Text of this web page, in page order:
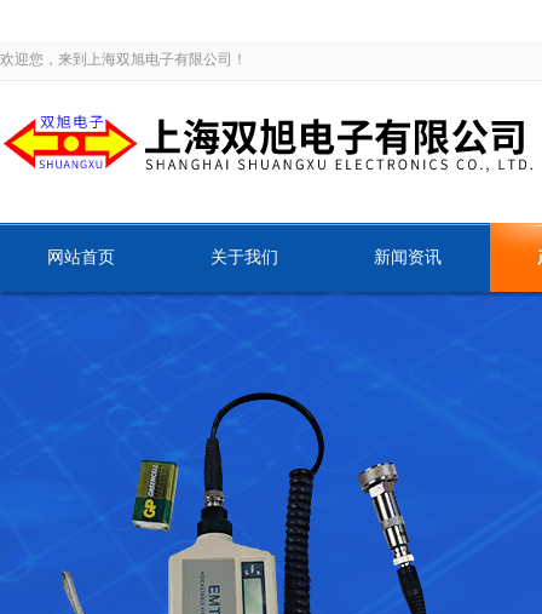
欢迎您，来到上海双旭电子有限公司！
网站首页 关于我们 新闻资讯